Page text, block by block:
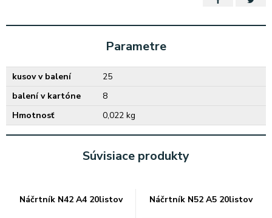
Parametre
kusov v balení
25
balení v kartóne
8
Hmotnosť
0,022 kg
Súvisiace produkty
Náčrtník N42 A4 20listov Náčrtník N52 A5 20listov